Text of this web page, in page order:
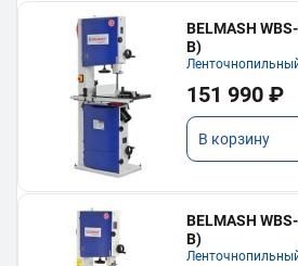
BELMASH
В)
151 990 ₽
В корзину
BELMASH
В)